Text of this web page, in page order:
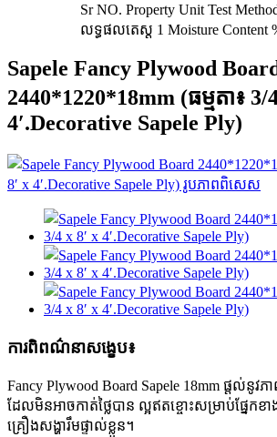
Sr NO. Property Unit Test Method
លទ្ធផលតេស្ត 1 Moisture Content
Sapele Fancy Plywood
2440*1220*18mm (ធម្មតា៖ 3/
4′.Decorative Sapele Ply)
ការពិពណ៌នាសង្ខេប៖
Fancy Plywood Board Sapele 18mm ផ្តល់នូវ
ដែលមិនអាចកាត់ថ្លៃបាន ល្អឥតខ្ចោះសម្រាប់ផ្នែក
គ្រឿងសង្ហារឹមផ្ទាល់ខ្លួន។